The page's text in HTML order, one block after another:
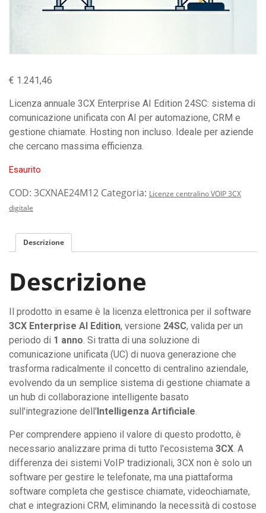
€ 1.241,46
Licenza annuale 3CX Enterprise AI Edition 24SC: sistema di
comunicazione unificata con AI per automazione, CRM e
gestione chiamate. Hosting non incluso. Ideale per aziende
che cercano massima efficienza.
Esaurito
COD: 3CXNAE24M12 Categoria: Licenze centralino VOIP 3CX
digitale
Descrizione
Descrizione
Il prodotto in esame è la licenza elettronica per il software
3CX Enterprise AI Edition, versione 24SC, valida per un
periodo di 1 anno. Si tratta di una soluzione di
comunicazione unificata (UC) di nuova generazione che
trasforma radicalmente il concetto di centralino aziendale,
evolvendo da un semplice sistema di gestione chiamate a
un hub di collaborazione intelligente basato
sull'integrazione dell'Intelligenza Artificiale.
Per comprendere appieno il valore di questo prodotto, è
necessario analizzare prima di tutto l'ecosistema 3CX. A
differenza dei sistemi VoIP tradizionali, 3CX non è solo un
software per gestire le telefonate, ma una piattaforma
software completa che gestisce chiamate, videochiamate,
chat e integrazioni CRM, eliminando la necessità di costose